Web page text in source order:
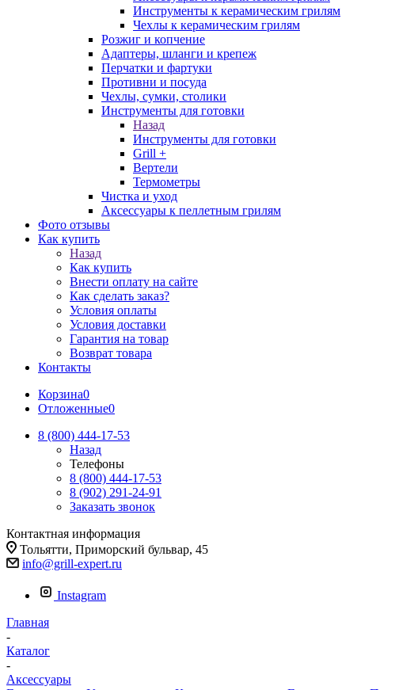
Инструменты к керамическим грилям
Чехлы к керамическим грилям
Розжиг и копчение
Адаптеры, шланги и крепеж
Перчатки и фартуки
Противни и посуда
Чехлы, сумки, столики
Инструменты для готовки
Назад
Инструменты для готовки
Grill +
Вертели
Термометры
Чистка и уход
Аксессуары к пеллетным грилям
Фото отзывы
Как купить
Назад
Как купить
Внести оплату на сайте
Как сделать заказ?
Условия оплаты
Условия доставки
Гарантия на товар
Возврат товара
Контакты
Корзина0
Отложенные0
8 (800) 444-17-53
Назад
Телефоны
8 (800) 444-17-53
8 (902) 291-24-91
Заказать звонок
Контактная информация
Тольятти, Приморский бульвар, 45
info@grill-expert.ru
Instagram
Главная
-
Каталог
-
Аксессуары